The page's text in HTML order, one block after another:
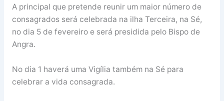
A principal que pretende reunir um maior número de
consagrados será celebrada na ilha Terceira, na Sé,
no dia 5 de fevereiro e será presidida pelo Bispo de
Angra.
No dia 1 haverá uma Vigília também na Sé para
celebrar a vida consagrada.